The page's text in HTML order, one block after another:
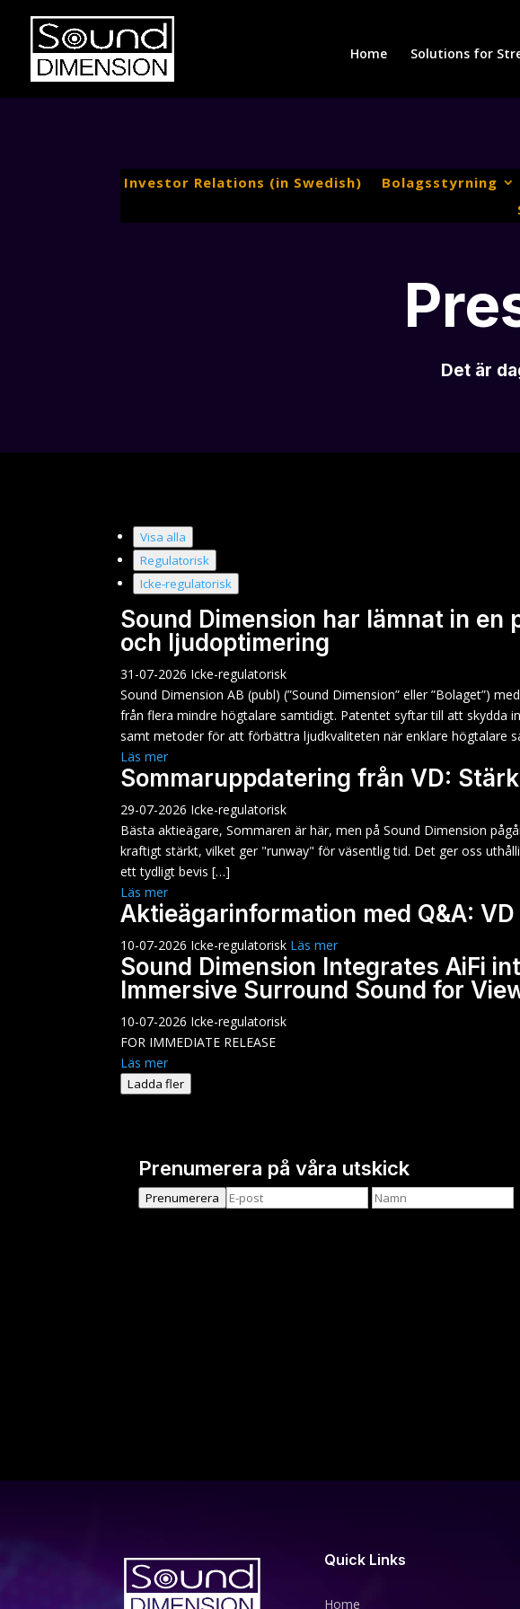
Home Solutions for
Investor Relations (in Swedish) Bolagsstyrning
Det är
Visa alla
Regulatorisk
Icke-regulatorisk
Sound Dimension har lämnat in
och ljudoptimering
31-07-2026 Icke-regulatorisk
Sound Dimension AB (publ) (”Sound Dimension” eller ”Bolaget”)
från flera mindre högtalare samtidigt. Patentet syftar till att skydda
samt metoder för att förbättra ljudkvaliteten när enklare högtalare
Läs mer
Sommaruppdatering från VD:
29-07-2026 Icke-regulatorisk
Bästa aktieägare, Sommaren är här, men på Sound Dimension
kraftigt stärkt, vilket ger "runway" för väsentlig tid. Det ger oss
ett tydligt bevis […]
Läs mer
Aktieägarinformation med Q&A:
10-07-2026 Icke-regulatorisk Läs mer
Sound Dimension Integrates AiFi
Immersive Surround Sound for
10-07-2026 Icke-regulatorisk
FOR IMMEDIATE RELEASE
Läs mer
Ladda fler
Prenumerera på våra utskick
Prenumerera
Quick Links
Home